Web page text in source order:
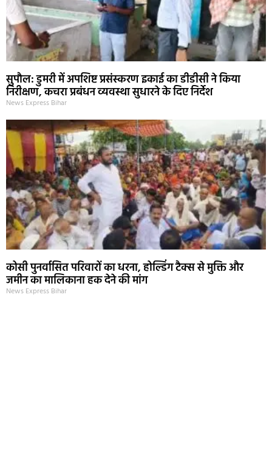
सुपौल: डुमरी में अपशिष्ट प्रसंस्करण इकाई का डीडीसी ने किया
निरीक्षण, कचरा प्रबंधन व्यवस्था सुधारने के दिए निर्देश
News Express Bihar
कोसी पुनर्वासित परिवारों का धरना, होल्डिंग टैक्स से मुक्ति और
जमीन का मालिकाना हक देने की मांग
News Express Bihar